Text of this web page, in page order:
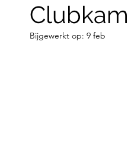
Clubkledij en kalender
Bijgewerkt op: 9 feb